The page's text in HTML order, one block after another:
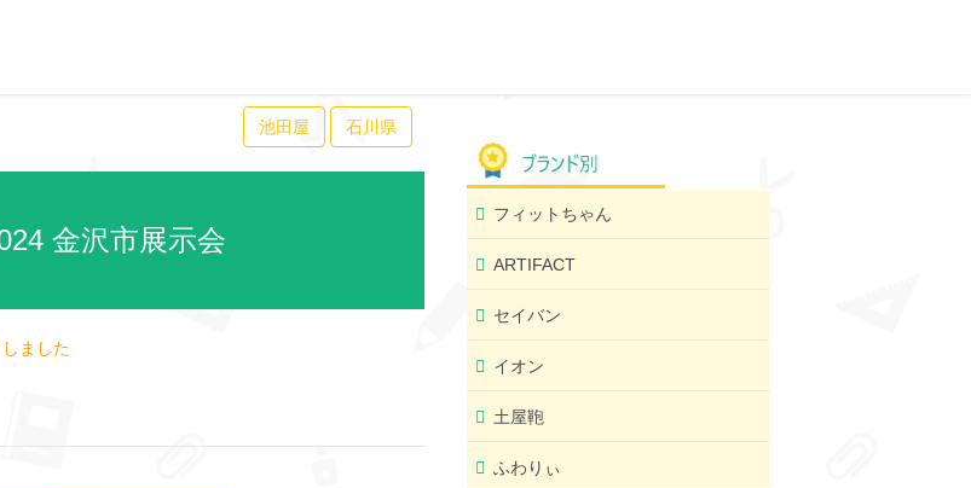
池田屋 石川県
金沢市展示会
ました
フィットちゃん
ARTIFACT
セイバン
イオン
土屋鞄
ふわりぃ